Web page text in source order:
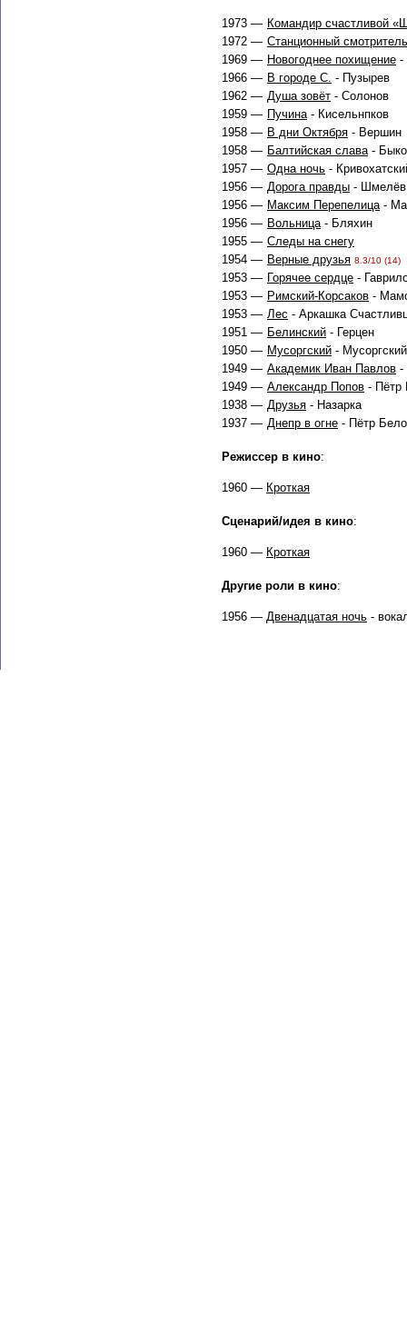
1973 — Командир счастливой
1972 — Станционный смотритель
1969 — Новогоднее похищение -
1966 — В городе С. - Пузырев
1962 — Душа зовёт - Солонов
1959 — Пучина- Кисельнпков
1958 — В дни Октября - Вершин
1958 — Балтийская слава-
1957 — Одна ночь -
1956 — Дорога правды - Шмелёв
1956 — Максим Перепелица-
1956 — Вольница- Бляхин
1955 — Следы на снегу
1954 — Верные друзья 8.3/10 (14)
1953 — Горячее сердце -
1953 — Римский-Корсаков -
1953 — Лес - Аркашка
1951 — Белинский - Герцен
1950 — Мусоргский - Мусоргский
1949 — Академик Иван Павлов -
1949 — Александр Попов - Пётр
1938 — Друзья - Назарка
1937 — Днепр в огне - Пётр
Режиссер в кино:
1960 — Кроткая
Сценарий/идея в кино:
1960 — Кроткая
Другие роли в кино:
1956 — Двенадцатая ночь -